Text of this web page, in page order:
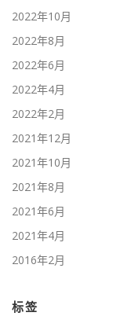
2022年10月
2022年8月
2022年6月
2022年4月
2022年2月
2021年12月
2021年10月
2021年8月
2021年6月
2021年4月
2016年2月
标签